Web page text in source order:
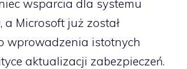
wsparcia dla systemu
Microsoft już został
wprowadzenia istotnych
aktualizacji zabezpieczeń.